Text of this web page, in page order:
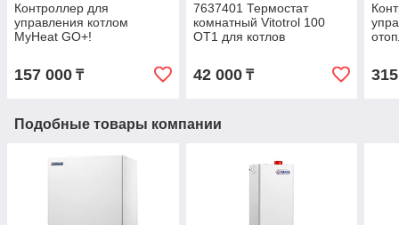
Контроллер для
управления котлом
MyHeat GO+!
157 000 ₸
7637401 Термостат
комнатный Vitotrol 100
OT1 для котлов
42 000₸
Подобные товары компании